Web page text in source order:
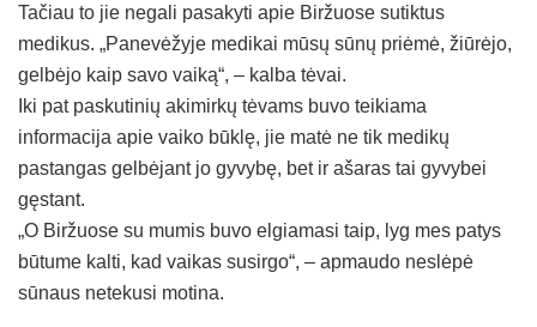
Tačiau to jie negali pasakyti apie Biržuose sutiktus
medikus. „Panevėžyje medikai mūsų sūnų priėmė, žiūrėjo,
gelbėjo kaip savo vaiką“, – kalba tėvai.
Iki pat paskutinių akimirkų tėvams buvo teikiama
informacija apie vaiko būklę, jie matė ne tik medikų
pastangas gelbėjant jo gyvybę, bet ir ašaras tai gyvybei
gęstant.
„O Biržuose su mumis buvo elgiamasi taip, lyg mes patys
būtume kalti, kad vaikas susirgo“, – apmaudo neslėpė
sūnaus netekusi motina.